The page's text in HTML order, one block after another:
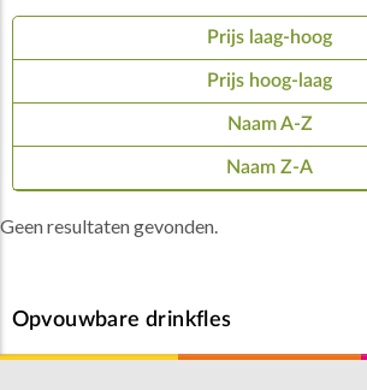
Prijs laag-hoog
Prijs hoog-laag
Naam A-Z
Naam Z-A
Geen resultaten gevonden.
Opvouwbare drinkfles